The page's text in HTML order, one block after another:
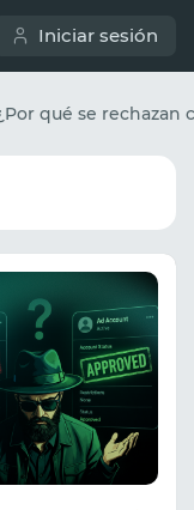
Iniciar sesión